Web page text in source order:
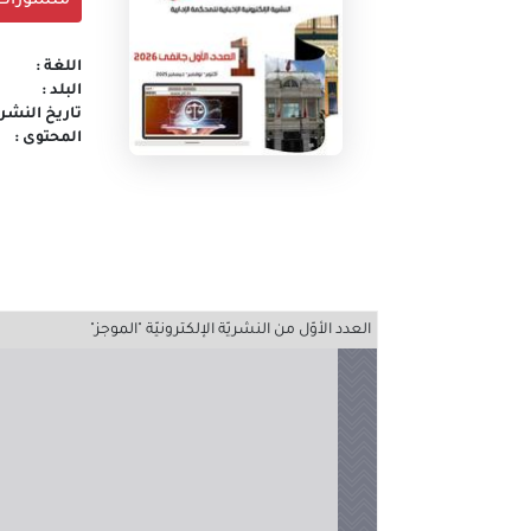
اللغة :
البلد :
تاريخ
المحتوى :
العدد الأوّل من النشريّة الإلكترونيّة "الموجز"